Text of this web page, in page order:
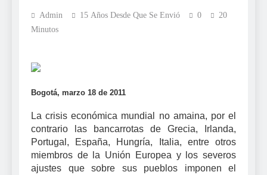
Admin 15 Años Desde Que Se Envió 0
20
Minutos
Bogotá, marzo 18 de 2011
La crisis económica mundial no amaina, por el
contrario las bancarrotas de Grecia, Irlanda,
Portugal, España, Hungría, Italia, entre otros
miembros de la Unión Europea y los severos
ajustes que sobre sus pueblos imponen el